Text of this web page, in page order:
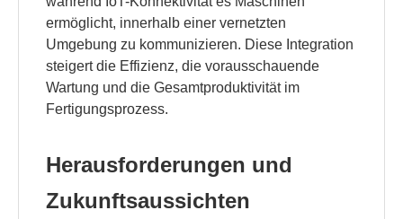
ermöglicht, innerhalb einer vernetzten
Umgebung zu kommunizieren. Diese Integration
steigert die Effizienz, die vorausschauende
Wartung und die Gesamtproduktivität im
Fertigungsprozess.
Herausforderungen und
Zukunftsaussichten